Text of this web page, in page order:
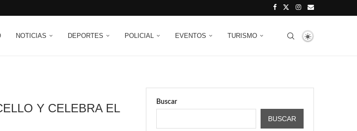
NOTICIAS DEPORTES POLICIAL EVENTOS TURISMO
Y CELEBRA EL
Buscar
BUSCAR